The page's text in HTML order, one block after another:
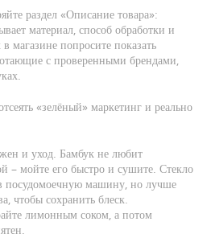
раздел «Описание товара»:
материал, способ обработки и
магазине попросите показать
с проверенными брендами,
«зелёный» маркетинг и реально
и уход. Бамбук не любит
– мойте его быстро и сушите. Стекло
посудомоечную машину, но лучше
чтобы сохранить блеск.
лимонным соком, а потом